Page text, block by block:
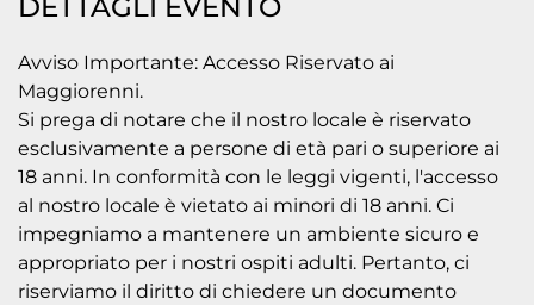
DETTAGLI EVENTO
Avviso Importante: Accesso Riservato ai
Maggiorenni.
Si prega di notare che il nostro locale è riservato
esclusivamente a persone di età pari o superiore ai
18 anni. In conformità con le leggi vigenti, l'accesso
al nostro locale è vietato ai minori di 18 anni. Ci
impegniamo a mantenere un ambiente sicuro e
appropriato per i nostri ospiti adulti. Pertanto, ci
riserviamo il diritto di chiedere un documento